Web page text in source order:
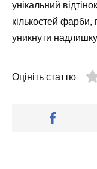
унікальний
кількостей
уникнути
Оцініть статтю